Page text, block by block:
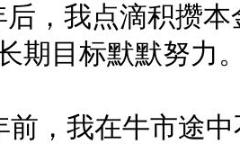
点滴积攒本金
期目标默默努力
我在牛市途中